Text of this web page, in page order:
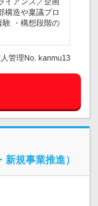
構造や稟議プロ
験 ・構想段階の
管理No. kanmu13
規事業推進）